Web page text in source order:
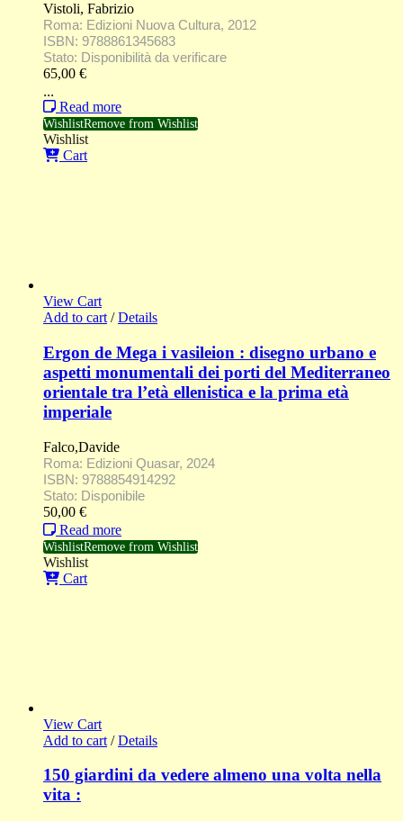
Vistoli, Fabrizio
Roma: Edizioni Nuova Cultura, 2012
ISBN: 9788861345683
Stato: Disponibilità da verificare
65,00 €
...
Read more
WishlistRemove from Wishlist
Wishlist
Cart
View Cart
Add to cart / Details
Εrgon de Mega i vasileion : disegno urbano e
aspetti monumentali dei porti del Mediterraneo
orientale tra l’età ellenistica e la prima età
imperiale
Falco,Davide
Roma: Edizioni Quasar, 2024
ISBN: 9788854914292
Stato: Disponibile
50,00 €
Read more
WishlistRemove from Wishlist
Wishlist
Cart
View Cart
Add to cart / Details
150 giardini da vedere almeno una volta nella
vita :